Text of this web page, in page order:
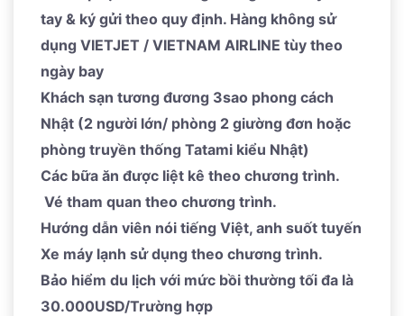
nghỉ ngơi hoặc có thể mua vé trải nghiệm du thuyền
quyến rũ của Ine Boathouses,tham quan làng chài
nhỏ nổi tiếng với kiến ​​trúc nhà thuyền truyền thống
hoặc cho hải âu ăn bằng thuyền, đồng thời chiêm
ngưỡng phong cảnh ven biển.
Xe và HDV đón và đưa đoàn Ghé thămMiyama
khu vực miền núi nổi tiếng với các ngôi làng trang trại
mái tranh truyền thống - làng Miyama, một vùng nông
thôn ở vùng núi cách trung tâm Kyoto khoảng 30km
về phía Bắc. T rải nghiệm bầu không khí làng quê
truyền thống và dạo quanh Miyama Kayabuki no Sato
tay & ký gửi theo quy định. Hàng không sử
dụng VIETJET / VIETNAM AIRLINE tùy theo
ngày bay
Khách sạn tương đương 3sao phong cách
Nhật (2 người lớn/ phòng 2 giường đơn hoặc
phòng truyền thống Tatami kiểu Nhật)
Các bữa ăn được liệt kê theo chương trình.
Vé tham quan theo chương trình.
Hướng dẫn viên nói tiếng Việt, anh suốt tuyến
Xe máy lạnh sử dụng theo chương trình.
Bảo hiểm du lịch với mức bồi thường tối đa là
30.000USD/Trường hợp